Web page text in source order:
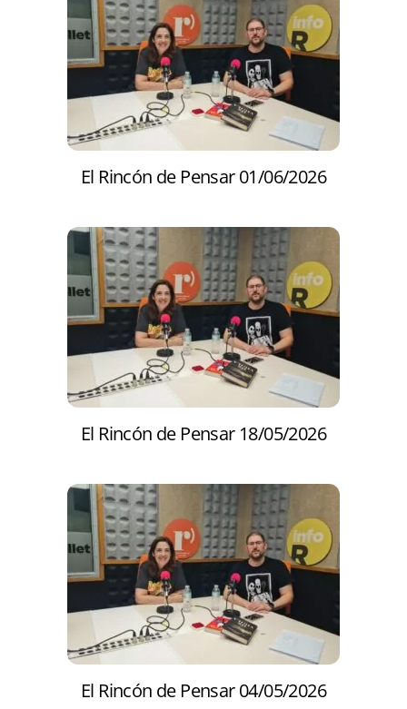
El Rincón de Pensar 01/06/2026
El Rincón de Pensar 18/05/2026
El Rincón de Pensar 04/05/2026